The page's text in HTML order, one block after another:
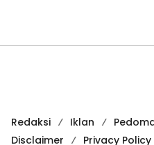
Redaksi Iklan
Disclaimer
Privacy Policy